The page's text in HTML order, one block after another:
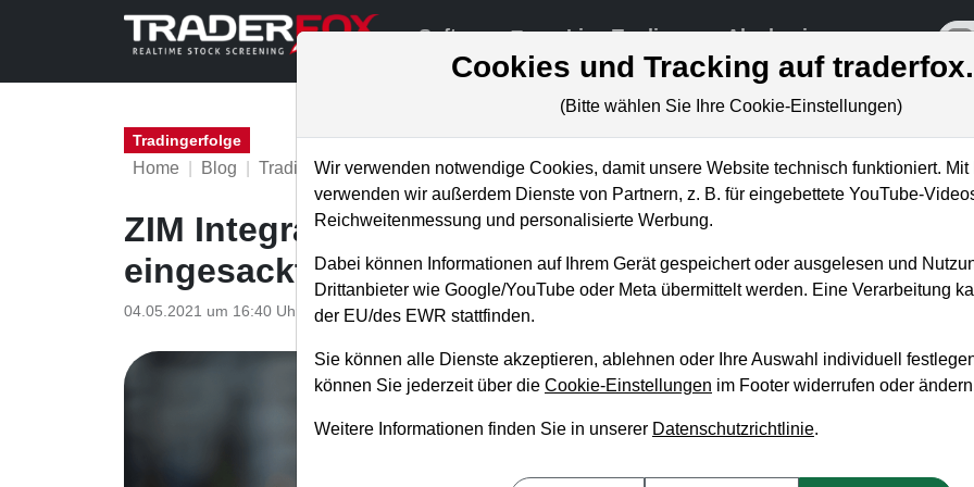
Software Live-Trading Akademie
Tradingerfolge
Home Blog Tradingerfolge
ZIM Integrated Shipping: +37 % Gewinn in 3
eingesackt!
04.05.2021 um 16:40 Uhr TraderFox GmbH
Cookies und Tracking auf
(Bitte wählen Sie Ihre Cookie-Einstellungen)
Wir verwenden notwendige Cookies, damit unsere Website technisch funktioniert.
verwenden wir außerdem Dienste von Partnern, z. B. für eingebettete YouTube-
Reichweitenmessung und personalisierte Werbung.
Dabei können Informationen auf Ihrem Gerät gespeichert oder ausgelesen und
Drittanbieter wie Google/YouTube oder Meta übermittelt werden. Eine Verarbeitung
der EU/des EWR stattfinden.
Sie können alle Dienste akzeptieren, ablehnen oder Ihre Auswahl individuell
können Sie jederzeit über die Cookie-Einstellungen im Footer widerrufen oder
Weitere Informationen finden Sie in unserer Datenschutzrichtlinie.